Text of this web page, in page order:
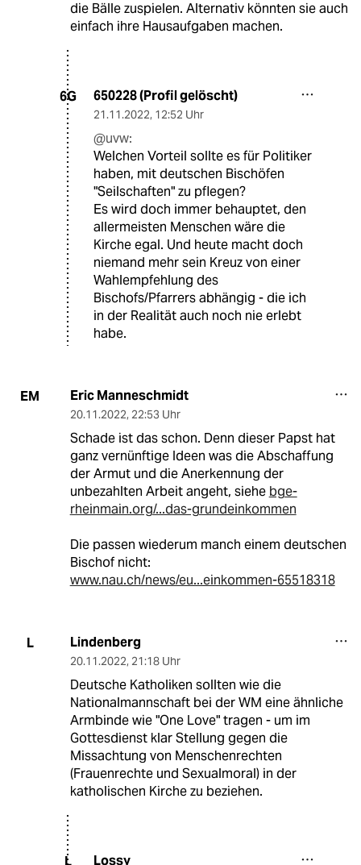
die Bälle zuspielen. Alternativ könnten sie auch
einfach ihre Hausaufgaben machen.
6G 650228 (Profil gelöscht)
21.11.2022, 12:52 Uhr
@uvw:
Welchen Vorteil sollte es für Politiker
haben, mit deutschen Bischöfen
"Seilschaften" zu pflegen?
Es wird doch immer behauptet, den
allermeisten Menschen wäre die
Kirche egal. Und heute macht doch
niemand mehr sein Kreuz von einer
Wahlempfehlung des
Bischofs/Pfarrers abhängig - die ich
in der Realität auch noch nie erlebt
habe.
EM Eric Manneschmidt
20.11.2022, 22:53 Uhr
Schade ist das schon. Denn dieser Papst hat
ganz vernünftige Ideen was die Abschaffung
der Armut und die Anerkennung der
unbezahlten Arbeit angeht, siehe bge-
rheinmain.org/...das-grundeinkommen
Die passen wiederum manch einem deutschen
Bischof nicht:
www.nau.ch/news/eu...einkommen-65518318
L Lindenberg
20.11.2022, 21:18 Uhr
Deutsche Katholiken sollten wie die
Nationalmannschaft bei der WM eine ähnliche
Armbinde wie "One Love" tragen - um im
Gottesdienst klar Stellung gegen die
Missachtung von Menschenrechten
(Frauenrechte und Sexualmoral) in der
katholischen Kirche zu beziehen.
L Lossy